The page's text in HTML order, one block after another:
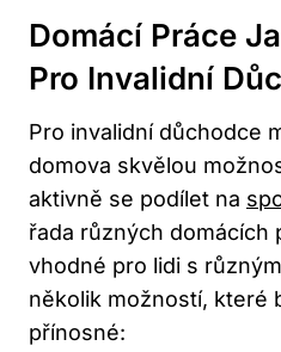
Domácí Práce
Pro Invalidní⁤
Pro invalidní důchodce
domova ‍skvělou‍
aktivně⁢ se podílet ⁤na
řada různých ⁣domácích
vhodné pro lidi s
několik‌ možností,⁤ které
přínosné: